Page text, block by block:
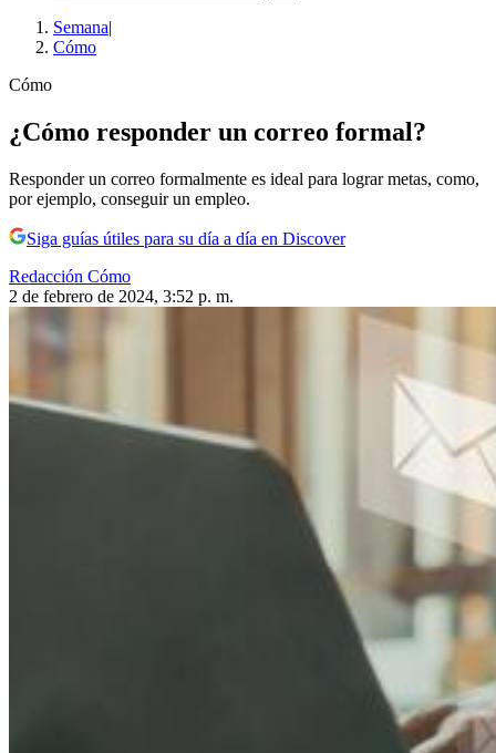
Semana|
Cómo
Cómo
¿Cómo responder un correo formal?
Responder un correo formalmente es ideal para lograr metas, como,
por ejemplo, conseguir un empleo.
Siga guías útiles para su día a día en Discover
Redacción Cómo
2 de febrero de 2024, 3:52 p. m.